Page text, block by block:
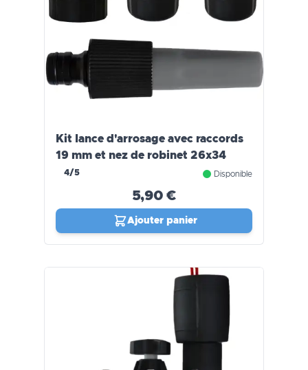
Kit lance d'arrosage avec raccords
19 mm et nez de robinet 26x34
4/5 Disponible
5,90 €
Ajouter panier